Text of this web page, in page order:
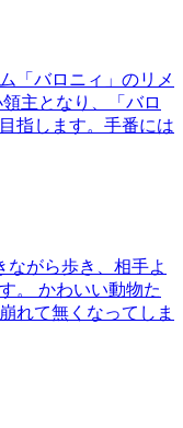
「バロニィ」のリメ
主となり、「バロ
指します。手番には
ながら歩き、相手よ
。 かわいい動物た
れて無くなってしま